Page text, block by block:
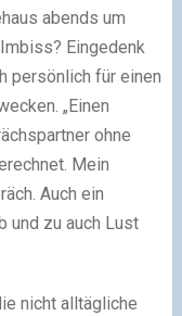
abends um
Eingedenk
persönlich für einen
„Einen
ohne
Mein
Auch ein
und zu auch Lust
nicht alltägliche